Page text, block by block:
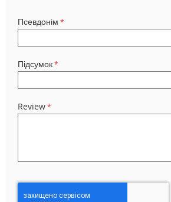
Псевдонім
Підсумок
Review